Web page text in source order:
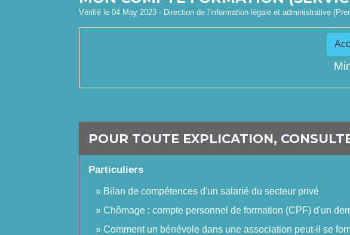
Vérifié le 04 May 2023 - Direction de l'information légale et administrative
POUR TOUTE EXPLICATION,
Particuliers
Bilan de compétences d'un salarié du secteur privé
Chômage : compte personnel de formation (CPF) d'un
Comment un bénévole dans une association peut-il se